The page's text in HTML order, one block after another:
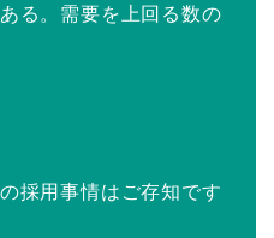
る。需要を上回る数の
採用事情はご存知です